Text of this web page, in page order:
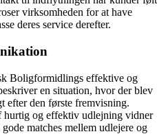
virksomheden for at have
deres service derefter.
Boligformidlings effektive og
en situation, hvor der blev
efter den første fremvisning.
hurtig og effektiv udlejning vidner
matches mellem udlejere og